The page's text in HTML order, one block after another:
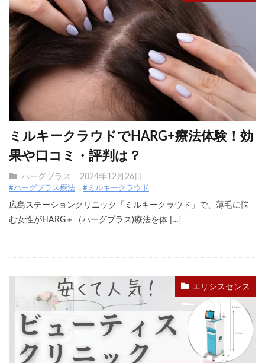
ミルキークラウドでHARG+療法体験！効
果や口コミ・評判は？
ハーグプラス 2024年12月26日
#ハーグプラス療法 #ミルキークラウド
広島ステーションクリニック「ミルキークラウド」で、薄毛に悩
む女性がHARG＋（ハーグプラス)療法を体 […]
エリシスセンス